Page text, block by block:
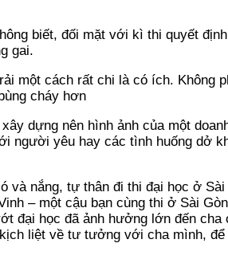
biết, đối mặt với kì thi quyết
gai.
một cách rất chi là có ích. Không
cháy hơn
dựng nên hình ảnh của một
người yêu hay các tình huống dở
nắng, tự thân đi thi đại học ở
– một cậu bạn cùng thi ở Sài
đại học đã ảnh hưởng lớn đến
liệt về tư tưởng với cha mình,